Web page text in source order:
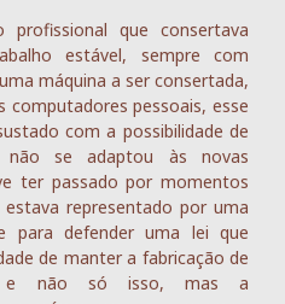
que consertava
estável, sempre com
máquina a ser consertada,
pessoais, esse
com a possibilidade de
se adaptou às novas
ter passado por momentos
representado por uma
para defender uma lei que
de manter a fabricação de
e não só isso, mas a